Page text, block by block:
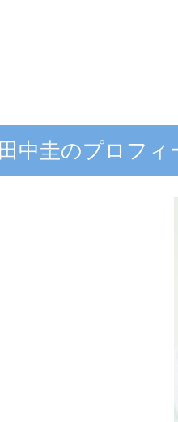
田中圭のプロフィ